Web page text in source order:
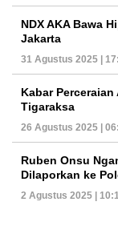
NDX AKA Bawa
Jakarta
31 Agustus 2025 |
Kabar
Tigaraksa
26 Agustus 2025 |
Ruben Onsu
Dilaporkan ke
2 Agustus 2025 |